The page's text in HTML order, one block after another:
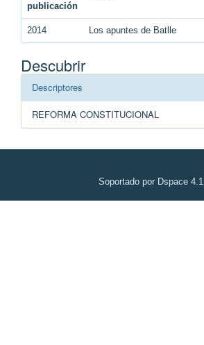
publicación
2014 Los apuntes de Batlle
Descubrir
Descriptores
REFORMA CONSTITUCIONAL
Soportado por Dspace 4.1